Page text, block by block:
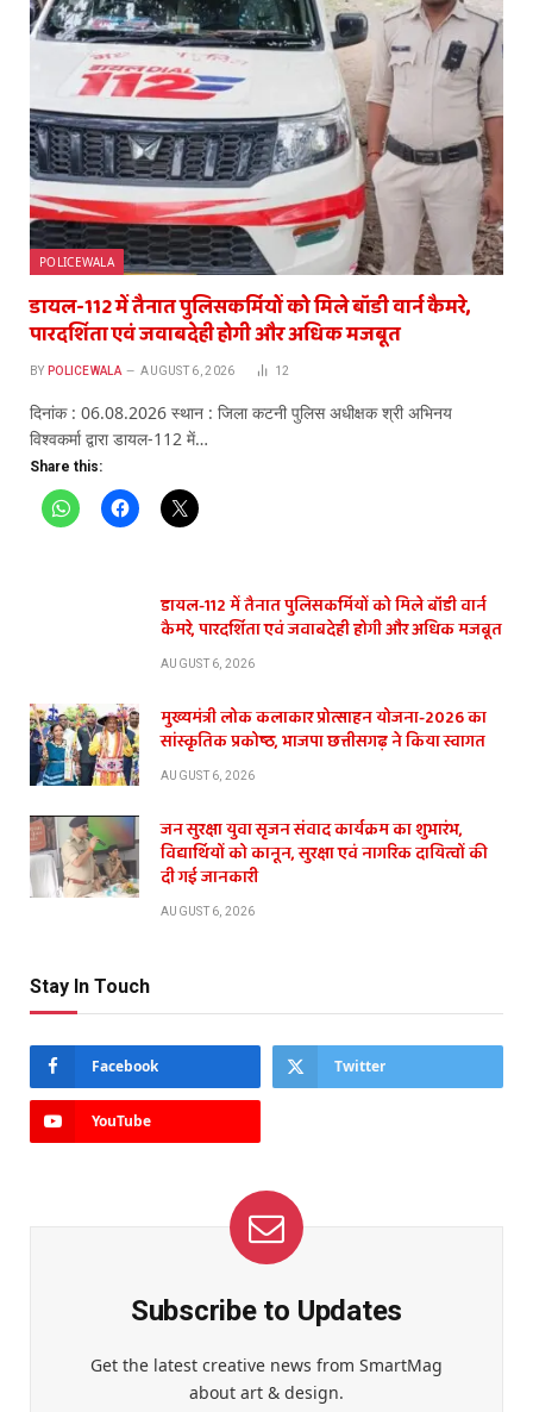
POLICEWALA
डायल-112 में तैनात पुलिसकर्मियों को मिले बॉडी वार्न कैमरे,
पारदर्शिता एवं जवाबदेही होगी और अधिक मजबूत
BY POLICEWALA AUGUST 6, 2026 12
दिनांक : 06.08.2026 स्थान : जिला कटनी पुलिस अधीक्षक श्री अभिनय
विश्वकर्मा द्वारा डायल-112 में…
Share this:
डायल-112 में तैनात पुलिसकर्मियों को मिले बॉडी वार्न
कैमरे, पारदर्शिता एवं जवाबदेही होगी और अधिक मजबूत
AUGUST 6, 2026
मुख्यमंत्री लोक कलाकार प्रोत्साहन योजना-2026 का
सांस्कृतिक प्रकोष्ठ, भाजपा छत्तीसगढ़ ने किया स्वागत
AUGUST 6, 2026
जन सुरक्षा युवा सृजन संवाद कार्यक्रम का शुभारंभ,
विद्यार्थियों को कानून, सुरक्षा एवं नागरिक दायित्वों की
दी गई जानकारी
AUGUST 6, 2026
Stay In Touch
Facebook Twitter
YouTube
Subscribe to Updates
Get the latest creative news from SmartMag
about art & design.